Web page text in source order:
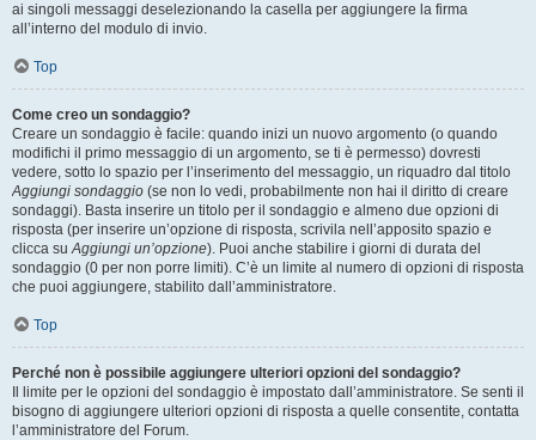
ai singoli messaggi deselezionando la casella per aggiungere la firma
all’interno del modulo di invio.
Top
Come creo un sondaggio?
Creare un sondaggio è facile: quando inizi un nuovo argomento (o quando
modifichi il primo messaggio di un argomento, se ti è permesso) dovresti
vedere, sotto lo spazio per l’inserimento del messaggio, un riquadro dal titolo
Aggiungi sondaggio (se non lo vedi, probabilmente non hai il diritto di creare
sondaggi). Basta inserire un titolo per il sondaggio e almeno due opzioni di
risposta (per inserire un’opzione di risposta, scrivila nell’apposito spazio e
clicca suAggiungi un’opzione). Puoi anche stabilire i giorni di durata del
sondaggio (0 per non porre limiti). C’è un limite al numero di opzioni di risposta
che puoi aggiungere, stabilito dall’amministratore.
Top
Perché non è possibile aggiungere ulteriori opzioni del sondaggio?
Il limite per le opzioni del sondaggio è impostato dall’amministratore. Se senti il
bisogno di aggiungere ulteriori opzioni di risposta a quelle consentite, contatta
l’amministratore del Forum.